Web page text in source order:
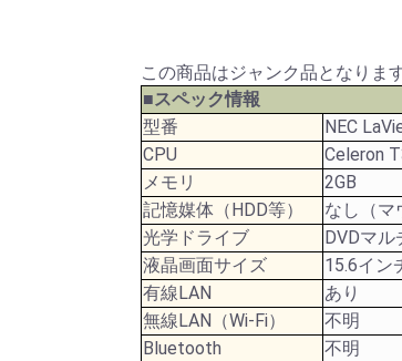
この商品はジャンク品となりま
■スペック情報
型番
NEC
CPU
Celeron
メモリ
2GB
記憶媒体（HDD等）
なし（マ
光学ドライブ
DVDマ
液晶画面サイズ
15.6イン
有線LAN
あり
無線LAN（Wi-Fi）
不明
Bluetooth
不明